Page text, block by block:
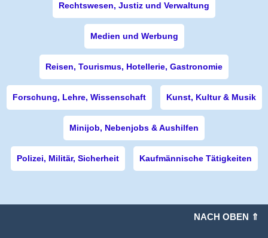
Rechtswesen, Justiz und Verwaltung
Medien und Werbung
Reisen, Tourismus, Hotellerie, Gastronomie
Forschung, Lehre, Wissenschaft Kunst, Kultur & Musik
Minijob, Nebenjobs & Aushilfen
Polizei, Militär, Sicherheit Kaufmännische Tätigkeiten
NACH OBEN ⇑